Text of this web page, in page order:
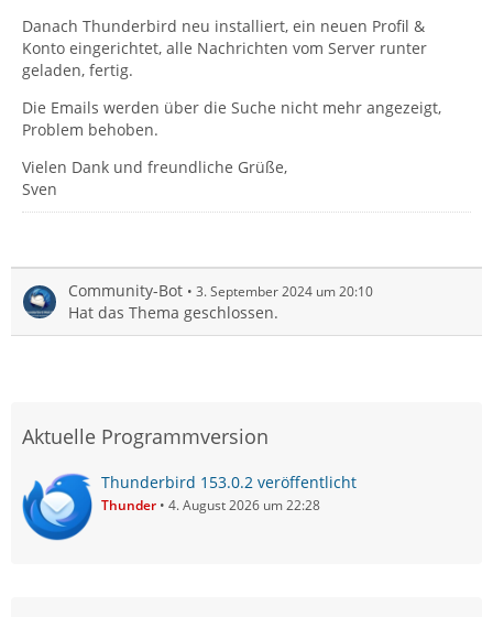
Danach Thunderbird neu installiert, ein neuen Profil &
Konto eingerichtet, alle Nachrichten vom Server runter
geladen, fertig.
Die Emails werden über die Suche nicht mehr angezeigt,
Problem behoben.
Vielen Dank und freundliche Grüße,
Sven
Community-Bot 3. September 2024 um 20:10
Hat das Thema geschlossen.
Aktuelle Programmversion
Thunderbird 153.0.2 veröffentlicht
Thunder 4. August 2026 um 22:28